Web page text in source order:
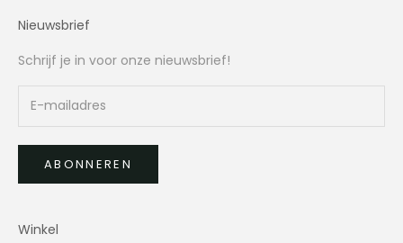
Nieuwsbrief
Schrijf je in voor onze nieuwsbrief!
ABONNEREN
Winkel